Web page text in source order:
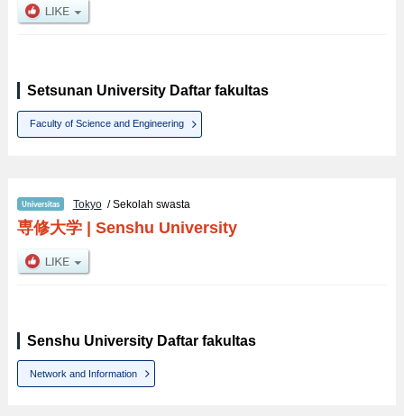
Setsunan University Daftar fakultas
Faculty of Science and Engineering
Tokyo/ Sekolah swasta
専修大学| Senshu University
Senshu University Daftar fakultas
Network and Information